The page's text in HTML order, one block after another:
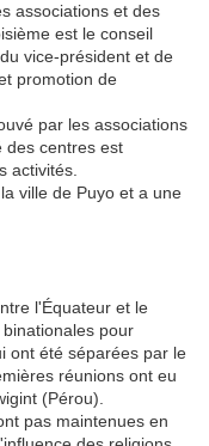
associations et des
est le conseil
vice-président et de
promotion de
par les associations
des centres est
activités.
ville de Puyo et a une
l'Équateur et le
pour
ont été séparées par le
réunions ont eu
(Pérou).
pas maintenues en